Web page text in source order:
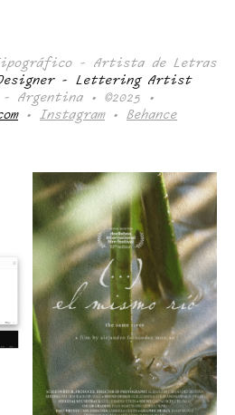
- Artista de Letras
Designer - Lettering Artist
Argentina • ©2025 •
• Instagram• Behance